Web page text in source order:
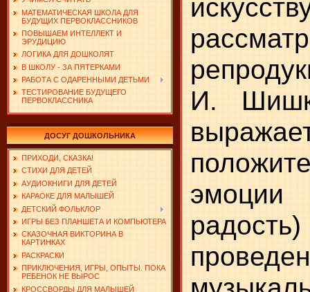
МАТЕМАТИЧЕСКАЯ ШКОЛА ДЛЯ
БУДУЩИХ ПЕРВОКЛАССНИКОВ
ПОВЫШАЕМ ИНТЕЛЛЕКТ И
ЭРУДИЦИЮ
ЛОГИКА ДЛЯ ДОШКОЛЯТ
В ШКОЛУ - ЗА ПЯТЕРКАМИ
РАБОТА С ОДАРЕННЫМИ ДЕТЬМИ
ТЕСТИРОВАНИЕ БУДУЩЕГО
ПЕРВОКЛАССНИКА
ДОСУГ ДОШКОЛЬНИКА
ПРИХОДИ, СКАЗКА!
СТИХИ ДЛЯ ДЕТЕЙ
АУДИОКНИГИ ДЛЯ ДЕТЕЙ
КАРАОКЕ ДЛЯ МАЛЫШЕЙ
ДЕТСКИЙ ФОЛЬКЛОР
ИГРЫ БЕЗ ПЛАНШЕТА И КОМПЬЮТЕРА
СКАЗОЧНАЯ ВИКТОРИНА В
КАРТИНКАХ
РАСКРАСКИ
ПРИКЛЮЧЕНИЯ, ИГРЫ, ОПЫТЫ. ПОКА
РЕБЕНОК НЕ ВЫРОС
КРОССВОРДЫ ДЛЯ МАЛЫШЕЙ
И.